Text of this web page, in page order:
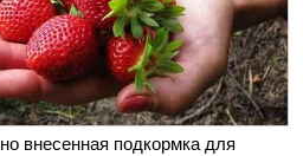
внесенная подкормка для